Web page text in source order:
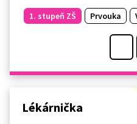
1. stupeň ZŠ Prvouka
Lékárnička